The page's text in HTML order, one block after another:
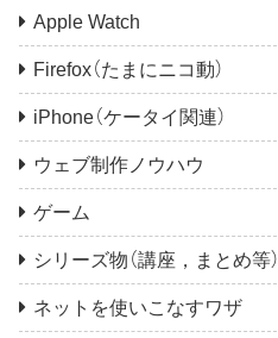
Apple Watch
Firefox（たまにニコ動）
iPhone（ケータイ関連）
ウェブ制作ノウハウ
ゲーム
シリーズ物（講座，まとめ等）
ネットを使いこなすワザ